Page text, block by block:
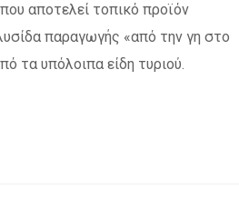
αποτελεί τοπικό προϊόν
παραγωγής «από την γη στο
τα υπόλοιπα είδη τυριού.